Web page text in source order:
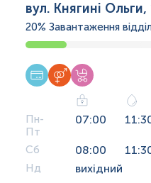
вул. Княгині
20% Завантаження
Пн-
Пт
07:00
Сб 08:00
Нд вихідний